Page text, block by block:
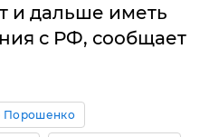
и дальше иметь
с РФ, сообщает
Порошенко